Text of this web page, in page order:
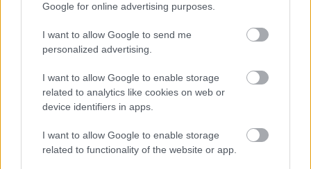
Google for online advertising purposes.
I want to allow Google to send me
personalized advertising.
I want to allow Google to enable storage
related to analytics like cookies on web or
device identifiers in apps.
I want to allow Google to enable storage
related to functionality of the website or app.